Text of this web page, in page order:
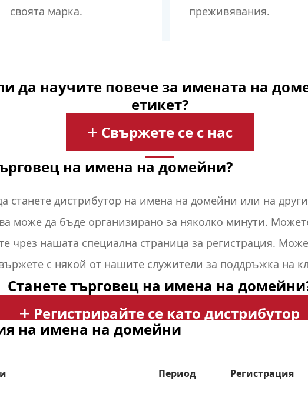
своята марка.
преживявания.
да научите повече за имената на
етикет?
Свържете се с нас
на имена на домейни?
станете дистрибутор на имена на домейни или на други
може да бъде организирано за няколко минути.
чрез нашата специална страница за регистрация.
с някой от нашите служители за поддръжка на
по-долу.
Станете търговец на имена на
Регистрирайте се като дистрибутор
на имена на домейни
Период Регистрация